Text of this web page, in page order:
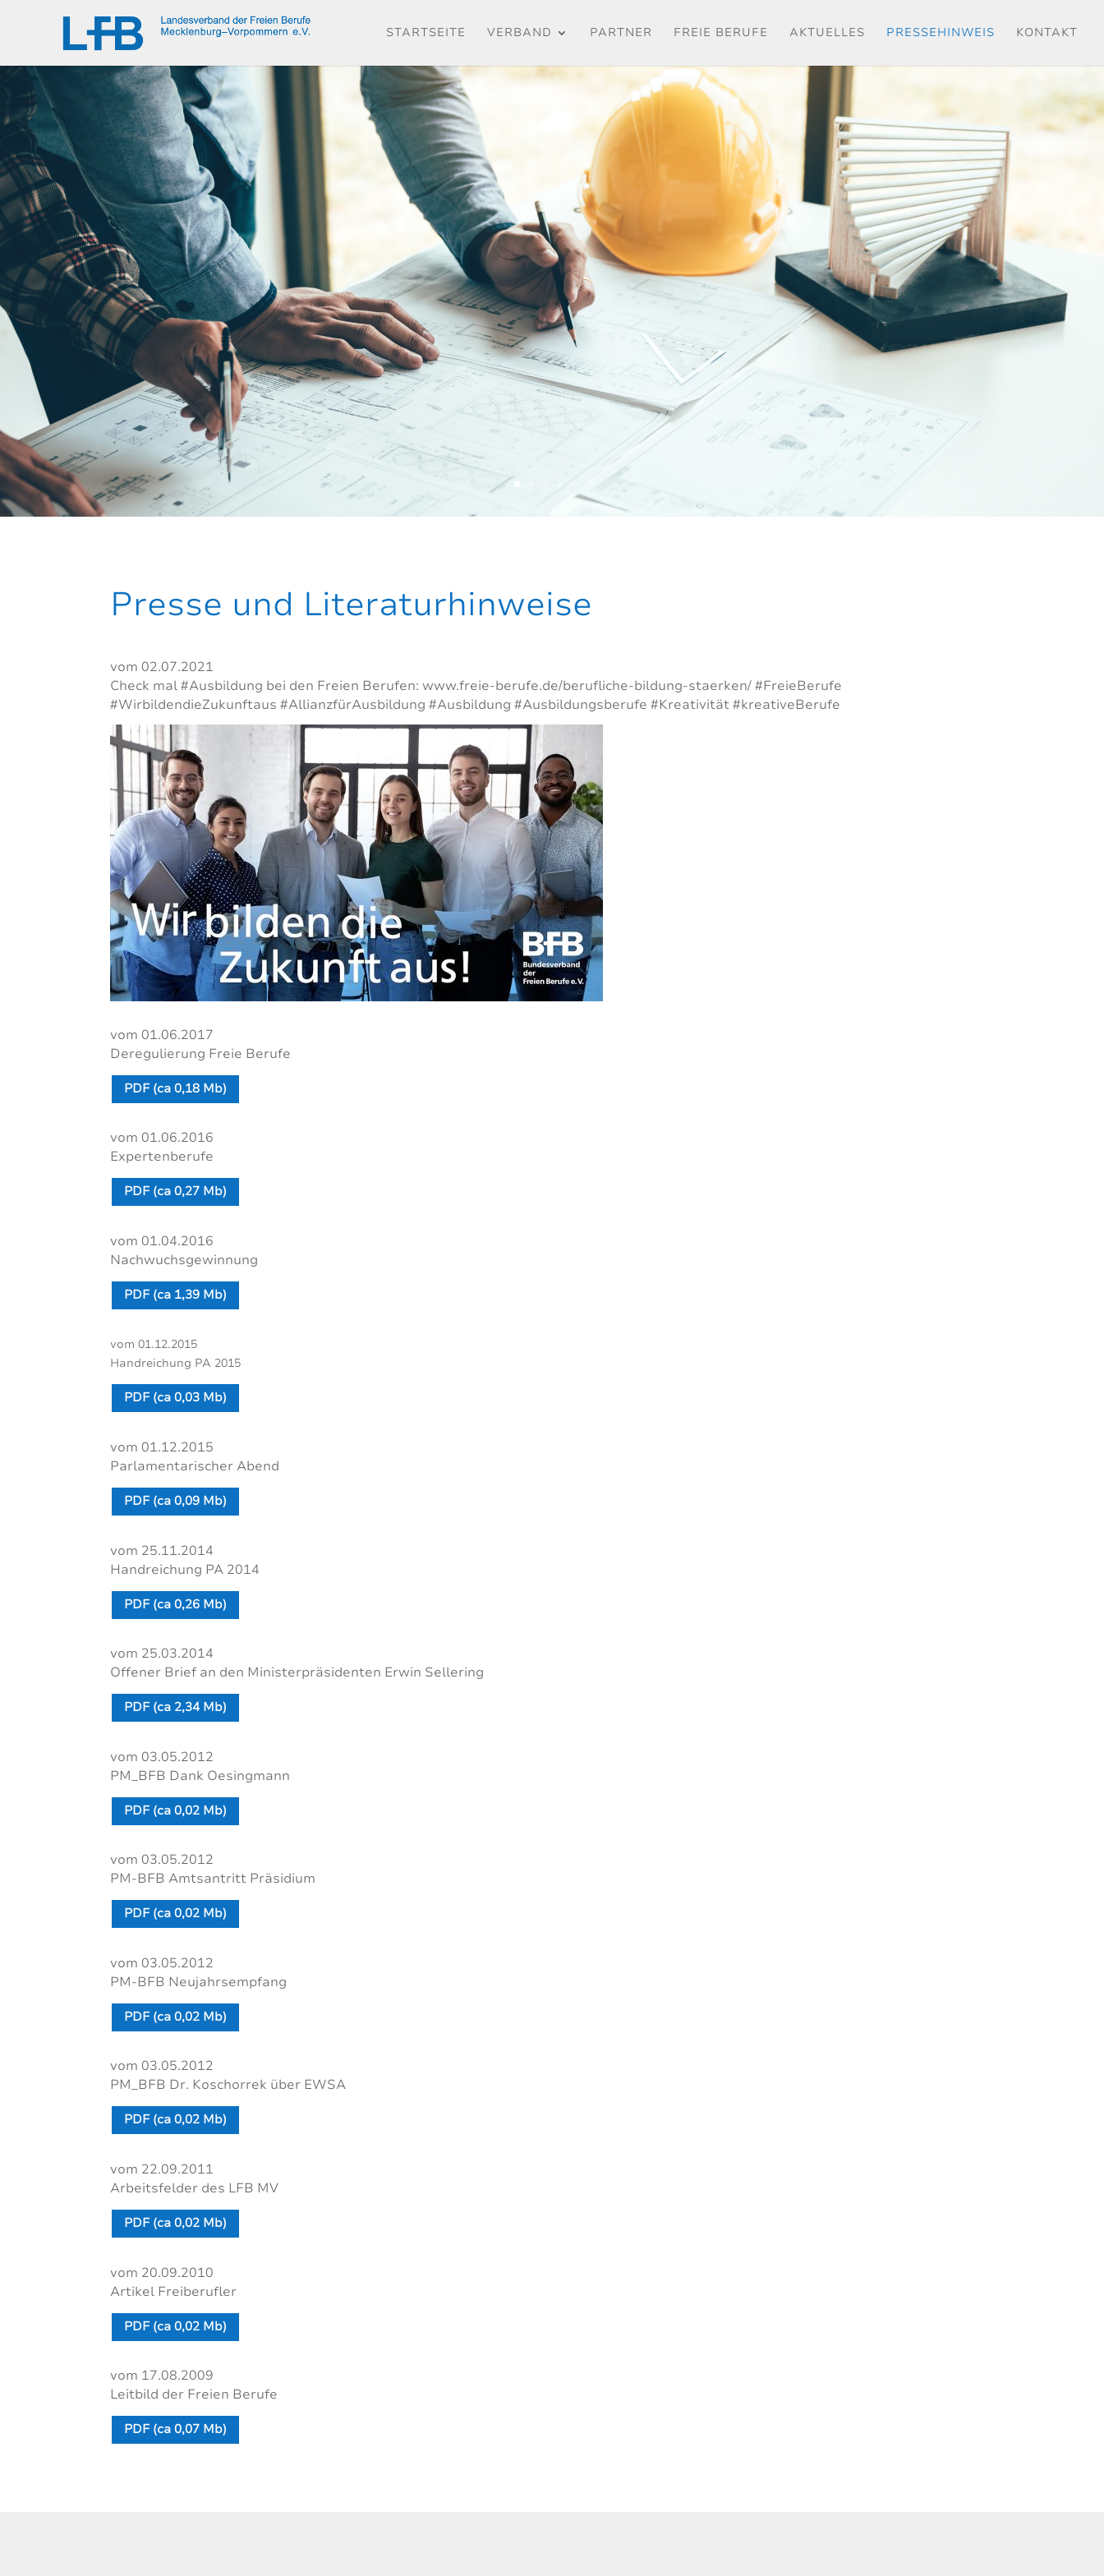
STARTSEITE VERBAND PARTNER FREIE BERUFE AKTUELLES PRESSEHINWEIS KONTAKT
Presse und Literaturhinweise
vom 02.07.2021
Check mal #Ausbildung bei den Freien Berufen: www.freie-berufe.de/berufliche-bildung-staerken/ #FreieBerufe
#WirbildendieZukunftaus #AllianzfürAusbildung #Ausbildung #Ausbildungsberufe #Kreativität #kreativeBerufe
vom 01.06.2017
Deregulierung Freie Berufe
PDF (ca 0,18 Mb)
vom 01.06.2016
Expertenberufe
PDF (ca 0,27 Mb)
vom 01.04.2016
Nachwuchsgewinnung
PDF (ca 1,39 Mb)
vom 01.12.2015
Handreichung PA 2015
PDF (ca 0,03 Mb)
vom 01.12.2015
Parlamentarischer Abend
PDF (ca 0,09 Mb)
vom 25.11.2014
Handreichung PA 2014
PDF (ca 0,26 Mb)
vom 25.03.2014
Offener Brief an den Ministerpräsidenten Erwin Sellering
PDF (ca 2,34 Mb)
vom 03.05.2012
PM_BFB Dank Oesingmann
PDF (ca 0,02 Mb)
vom 03.05.2012
PM-BFB Amtsantritt Präsidium
PDF (ca 0,02 Mb)
vom 03.05.2012
PM-BFB Neujahrsempfang
PDF (ca 0,02 Mb)
vom 03.05.2012
PM_BFB Dr. Koschorrek über EWSA
PDF (ca 0,02 Mb)
vom 22.09.2011
Arbeitsfelder des LFB MV
PDF (ca 0,02 Mb)
vom 20.09.2010
Artikel Freiberufler
PDF (ca 0,02 Mb)
vom 17.08.2009
Leitbild der Freien Berufe
PDF (ca 0,07 Mb)